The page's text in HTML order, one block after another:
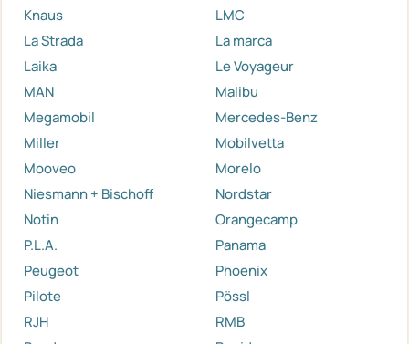
Knaus
LMC
La Strada
La marca
Laika
Le Voyageur
MAN
Malibu
Megamobil
Mercedes-Benz
Miller
Mobilvetta
Mooveo
Morelo
Niesmann + Bischoff
Nordstar
Notin
Orangecamp
P.L.A.
Panama
Peugeot
Phoenix
Pilote
Pössl
RJH
RMB